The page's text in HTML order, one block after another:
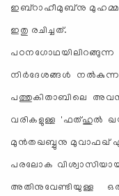
ഇബ്‌റാഹീമുബ്‌നു
ഇതു രചിച്ചത്.
നിര്‍ദേശങ്ങള്‍
പത്തുകിതാബിലെ
വരികളുള്ള 'ഫത്ഹുല്‍
മുന്‍തഖബ്ബുനു മുവാഫഖ്
പരലോക